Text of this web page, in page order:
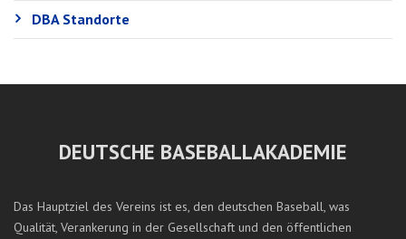
DBA Standorte
DEUTSCHE BASEBALLAKADEMIE
Das Hauptziel des Vereins ist es, den deutschen Baseball, was
Qualität, Verankerung in der Gesellschaft und den öffentlichen